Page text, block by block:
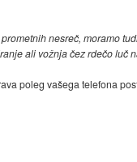
nesreč, moramo
ali vožnja čez rdečo luč
poleg vašega telefona